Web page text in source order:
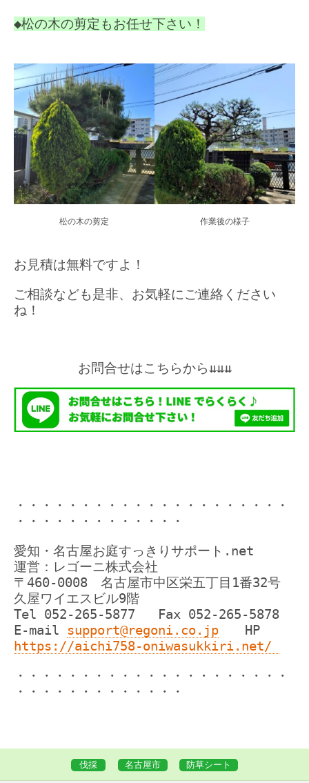
◆松の木の剪定もお任せ下さい！
松の木の剪定 作業後の様子
お見積は無料ですよ！
ご相談なども是非、お気軽にご連絡ください
ね！
お問合せはこちらから⇊⇊⇊
・・・・・・・・・・・・・・・・・・・・・
・・・・・・・・・・・・・
愛知・名古屋お庭すっきりサポート.net
運営：レゴーニ株式会社
〒460-0008 名古屋市中区栄五丁目1番32号
久屋ワイエスビル9階
Tel 052-265-5877 Fax 052-265-5878
E-mail support@regoni.co.jp
HP
https://aichi758-oniwasukkiri.net/
・・・・・・・・・・・・・・・・・・・・・
・・・・・・・・・・・・・
伐採 名古屋市 防草シート